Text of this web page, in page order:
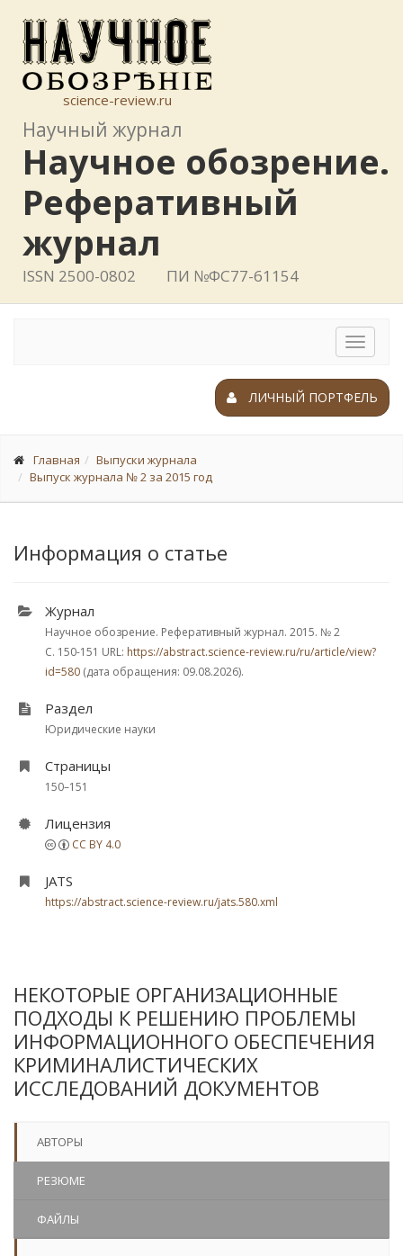
science-review.ru
Научный журнал
Научное обозрение.
Реферативный
журнал
ISSN 2500-0802 ПИ №ФС77-61154
Toggle
ЛИЧНЫЙ ПОРТФЕЛЬ
Главная
Выпуски журнала
Выпуск журнала № 2 за 2015 год
Информация о статье
Журнал
Научное обозрение. Реферативный журнал. 2015. № 2
С. 150-151 URL: https://abstract.science-review.ru/ru/article/view?
id=580 (дата обращения: 09.08.2026).
Раздел
Юридические науки
Страницы
150–151
Лицензия
CC BY 4.0
JATS
https://abstract.science-review.ru/jats.580.xml
НЕКОТОРЫЕ ОРГАНИЗАЦИОННЫЕ
ПОДХОДЫ К РЕШЕНИЮ ПРОБЛЕМЫ
ИНФОРМАЦИОННОГО ОБЕСПЕЧЕНИЯ
КРИМИНАЛИСТИЧЕСКИХ
ИССЛЕДОВАНИЙ ДОКУМЕНТОВ
АВТОРЫ
РЕЗЮМЕ
ФАЙЛЫ